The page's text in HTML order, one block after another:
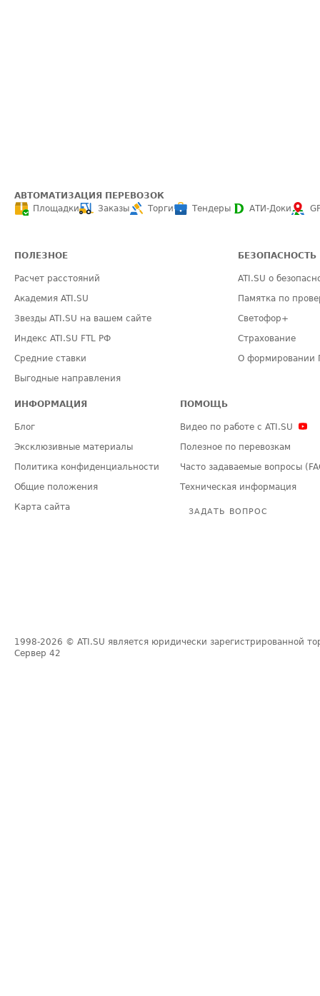
АВТОМАТИЗАЦИЯ ПЕРЕВОЗОК
Площадки
Заказы Торги Тендеры АТИ-Доки
ПОЛЕЗНОЕ
Расчет расстояний
Академия ATI.SU
Звезды ATI.SU на вашем сайте
Индекс ATI.SU FTL РФ
Средние ставки
Выгодные направления
БЕЗОПАСНОСТЬ
ATI.SU о
Памятка по
Светофор+
Страхование
О формировании
ИНФОРМАЦИЯ
Блог
Эксклюзивные материалы
Политика конфиденциальности
Общие положения
Карта сайта
ПОМОЩЬ
Видео по работе с ATI.SU
Полезное по перевозкам
Часто задаваемые вопросы
Техническая информация
ЗАДАТЬ ВОПРОС
1998-2026 © ATI.SU является юридически зарегистрированной
Сервер 42